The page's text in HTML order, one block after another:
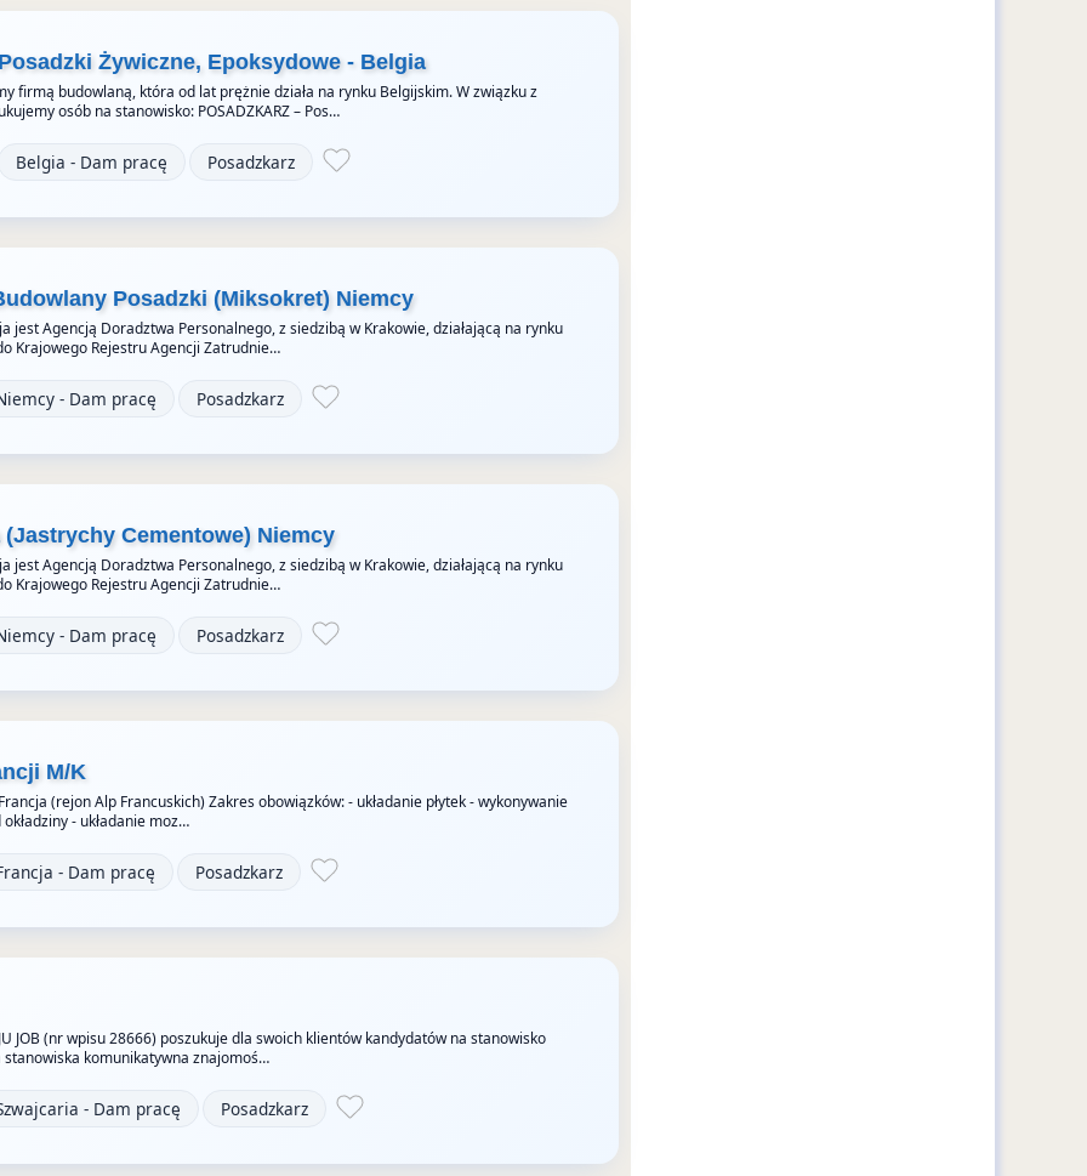
Żywiczne, Epoksydowe - Belgia
firmą budowlaną, która od lat prężnie działa na rynku Belgijskim. W związku z
osób na stanowisko: POSADZKARZ – Pos…
Belgia - Dam pracę Posadzkarz
Posadzki (Miksokret) Niemcy
jest Agencją Doradztwa Personalnego, z siedzibą w Krakowie, działającą na rynku
Krajowego Rejestru Agencji Zatrudnie…
- Dam pracę Posadzkarz
(Jastrychy Cementowe) Niemcy
jest Agencją Doradztwa Personalnego, z siedzibą w Krakowie, działającą na rynku
Krajowego Rejestru Agencji Zatrudnie…
- Dam pracę Posadzkarz
M/K
(rejon Alp Francuskich) Zakres obowiązków: - układanie płytek - wykonywanie
- układanie moz…
- Dam pracę Posadzkarz
JOB (nr wpisu 28666) poszukuje dla swoich klientów kandydatów na stanowisko
stanowiska komunikatywna znajomoś…
- Dam pracę Posadzkarz